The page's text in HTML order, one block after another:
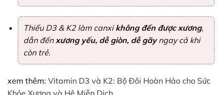
Thiếu D3 & K2 làm canxikhông đến được xương,
dẫn đến xương yếu, dễ giòn, dễ gãyngay cả khi
còn trẻ.
xem thêm: Vitamin D3 và K2: Bộ Đôi Hoàn Hảo cho Sức
Khỏe Xương và Hệ Miễn Dịch